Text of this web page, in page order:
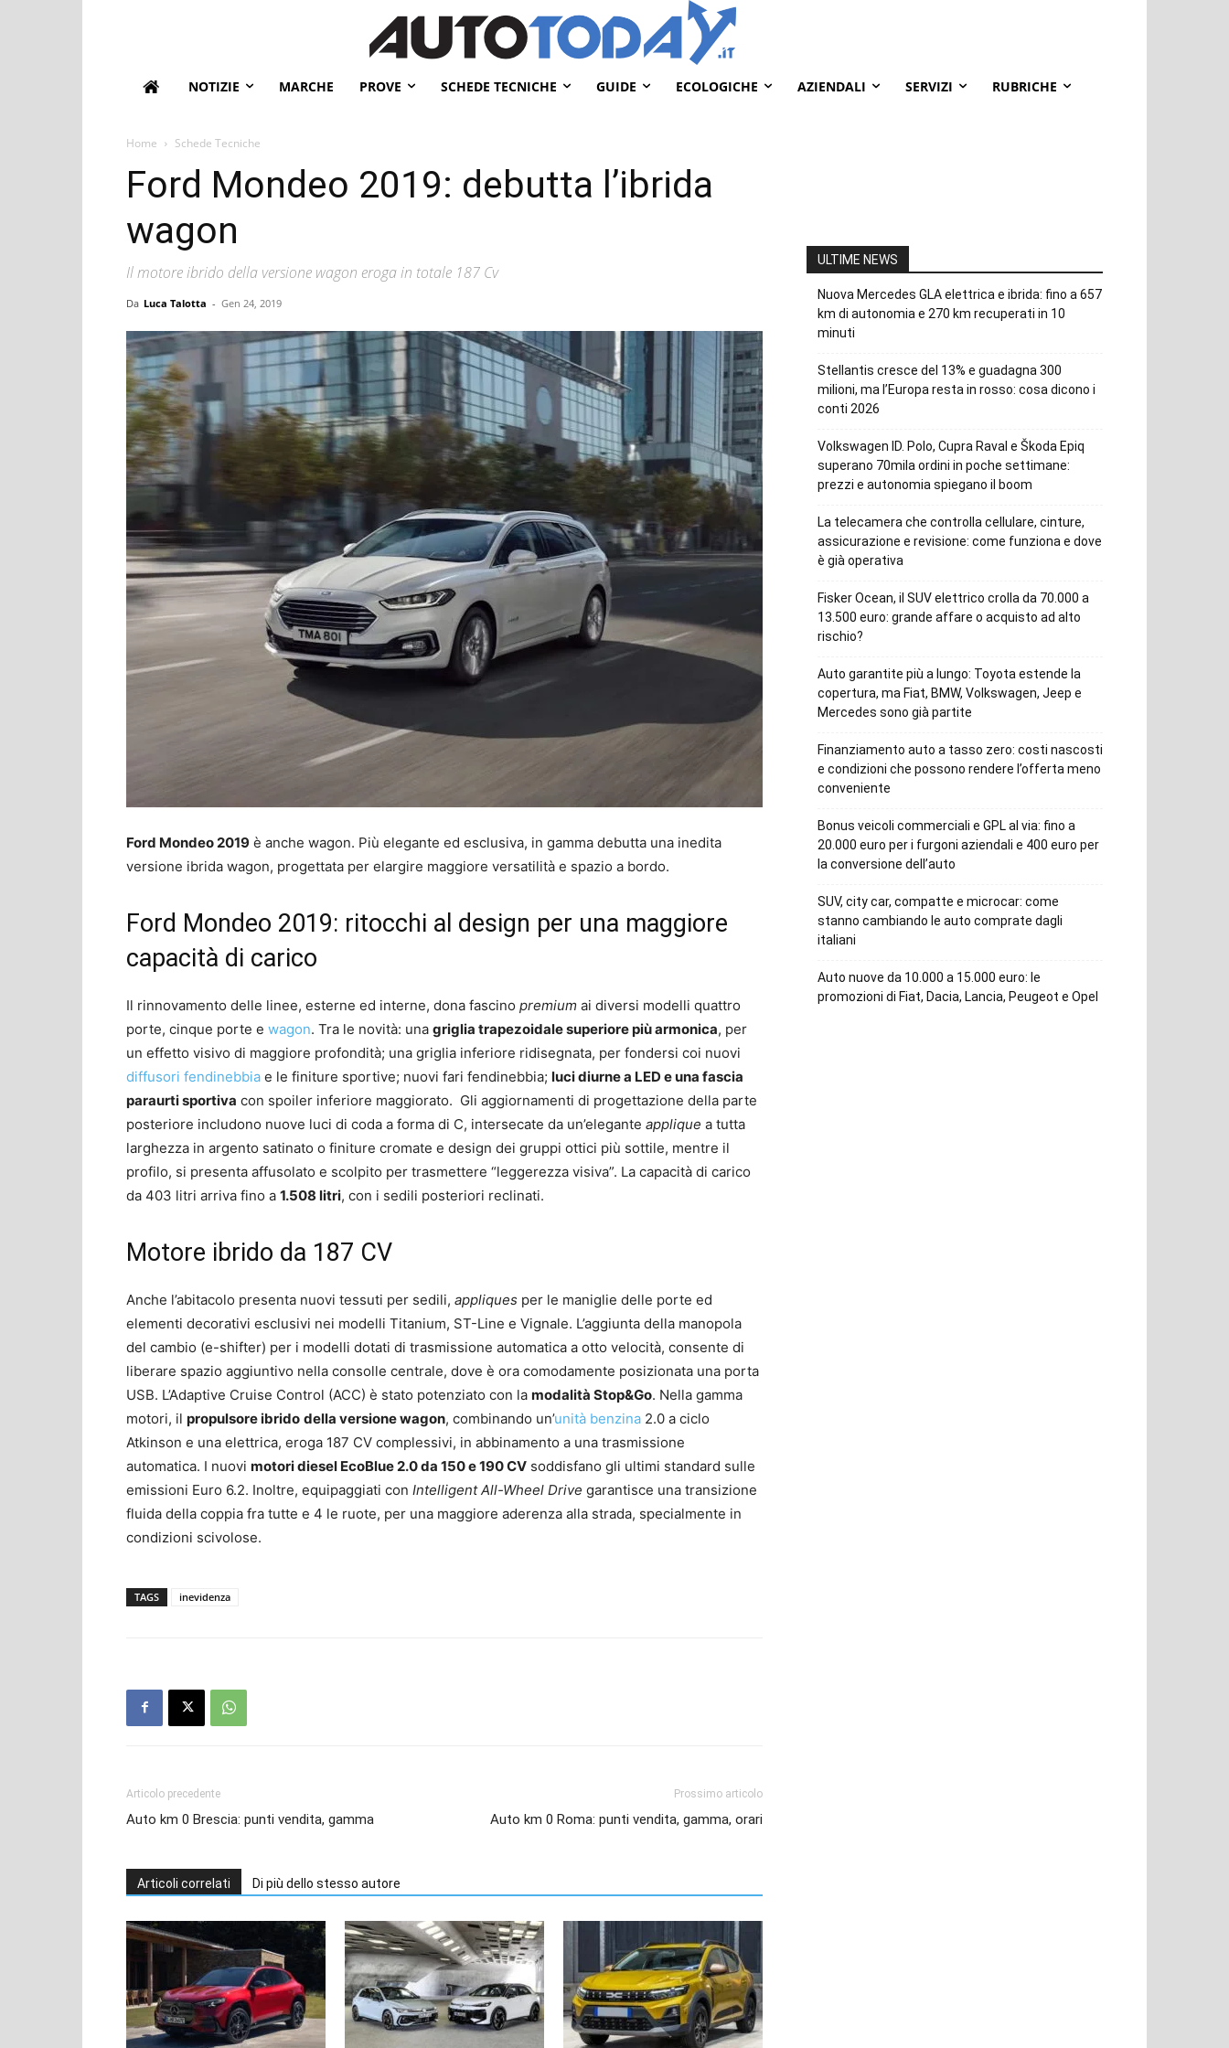
NOTIZIE MARCHE PROVE SCHEDE TECNICHE GUIDE ECOLOGICHE AZIENDALI SERVIZI RUBRICHE
Home Schede Tecniche
Ford Mondeo 2019: debutta l’ibrida
wagon
Il motore ibrido della versione wagon eroga in totale 187 Cv
Da Luca Talotta - Gen 24, 2019
Ford Mondeo 2019 è anche wagon. Più elegante ed esclusiva, in gamma debutta una inedita
versione ibrida wagon, progettata per elargire maggiore versatilità e spazio a bordo.
Ford Mondeo 2019: ritocchi al design per una maggiore
capacità di carico
Il rinnovamento delle linee, esterne ed interne, dona fascino premium ai diversi modelli quattro
porte, cinque porte e wagon. Tra le novità: una griglia trapezoidale superiore più armonica, per
un effetto visivo di maggiore profondità; una griglia inferiore ridisegnata, per fondersi coi nuovi
diffusori fendinebbia e le finiture sportive; nuovi fari fendinebbia; luci diurne a LED e una fascia
paraurti sportiva con spoiler inferiore maggiorato. Gli aggiornamenti di progettazione della parte
posteriore includono nuove luci di coda a forma di C, intersecate da un’elegante applique a tutta
larghezza in argento satinato o finiture cromate e design dei gruppi ottici più sottile, mentre il
profilo, si presenta affusolato e scolpito per trasmettere “leggerezza visiva”. La capacità di carico
da 403 litri arriva fino a 1.508 litri, con i sedili posteriori reclinati.
Motore ibrido da 187 CV
Anche l’abitacolo presenta nuovi tessuti per sedili, appliques per le maniglie delle porte ed
elementi decorativi esclusivi nei modelli Titanium, ST-Line e Vignale. L’aggiunta della manopola
del cambio (e-shifter) per i modelli dotati di trasmissione automatica a otto velocità, consente di
liberare spazio aggiuntivo nella consolle centrale, dove è ora comodamente posizionata una porta
USB. L’Adaptive Cruise Control (ACC) è stato potenziato con la modalità Stop&Go. Nella gamma
motori, il propulsore ibrido della versione wagon, combinando un’unità benzina 2.0 a ciclo
Atkinson e una elettrica, eroga 187 CV complessivi, in abbinamento a una trasmissione
automatica. I nuovi motori diesel EcoBlue 2.0 da 150 e 190 CV soddisfano gli ultimi standard sulle
emissioni Euro 6.2. Inoltre, equipaggiati con Intelligent All-Wheel Drive garantisce una transizione
fluida della coppia fra tutte e 4 le ruote, per una maggiore aderenza alla strada, specialmente in
condizioni scivolose.
TAGS inevidenza
Articolo precedente
Auto km 0 Brescia: punti vendita, gamma
Prossimo articolo
Auto km 0 Roma: punti vendita, gamma, orari
Articoli correlati Di più dello stesso autore
ULTIME NEWS
Nuova Mercedes GLA elettrica e ibrida: fino a 657
km di autonomia e 270 km recuperati in 10
minuti
Stellantis cresce del 13% e guadagna 300
milioni, ma l’Europa resta in rosso: cosa dicono i
conti 2026
Volkswagen ID. Polo, Cupra Raval e Škoda Epiq
superano 70mila ordini in poche settimane:
prezzi e autonomia spiegano il boom
La telecamera che controlla cellulare, cinture,
assicurazione e revisione: come funziona e dove
è già operativa
Fisker Ocean, il SUV elettrico crolla da 70.000 a
13.500 euro: grande affare o acquisto ad alto
rischio?
Auto garantite più a lungo: Toyota estende la
copertura, ma Fiat, BMW, Volkswagen, Jeep e
Mercedes sono già partite
Finanziamento auto a tasso zero: costi nascosti
e condizioni che possono rendere l’offerta meno
conveniente
Bonus veicoli commerciali e GPL al via: fino a
20.000 euro per i furgoni aziendali e 400 euro per
la conversione dell’auto
SUV, city car, compatte e microcar: come
stanno cambiando le auto comprate dagli
italiani
Auto nuove da 10.000 a 15.000 euro: le
promozioni di Fiat, Dacia, Lancia, Peugeot e Opel